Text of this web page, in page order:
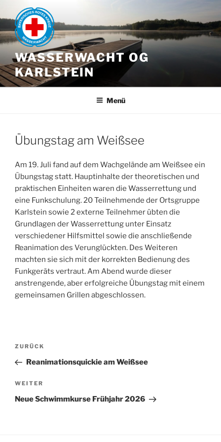
Inhalt
springen
WASSERWACHT OG
KARLSTEIN
Menü
Übungstag am Weißsee
Am 19. Juli fand auf dem Wachgelände am Weißsee ein
Übungstag statt. Hauptinhalte der theoretischen und
praktischen Einheiten waren die Wasserrettung und
eine Funkschulung. 20 Teilnehmende der Ortsgruppe
Karlstein sowie 2 externe Teilnehmer übten die
Grundlagen der Wasserrettung unter Einsatz
verschiedener Hilfsmittel sowie die anschließende
Reanimation des Verunglückten. Des Weiteren
machten sie sich mit der korrekten Bedienung des
Funkgeräts vertraut. Am Abend wurde dieser
anstrengende, aber erfolgreiche Übungstag mit einem
gemeinsamen Grillen abgeschlossen.
Beitragsnavigation
Vorheriger
Beitrag
ZURÜCK
Reanimationsquickie am Weißsee
Nächster
Beitrag
WEITER
Neue Schwimmkurse Frühjahr 2026